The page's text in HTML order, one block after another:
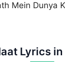
Mein Dunya
Lyrics